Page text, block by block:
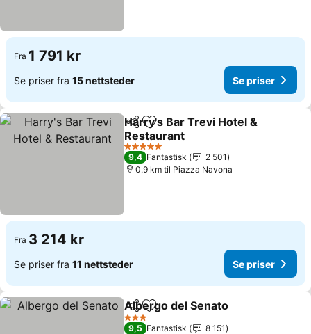
Fra 1 791 kr
Se priser fra 15 nettsteder Se priser
Del Legg til i favoritter
Harry's Bar Trevi Hotel &
Restaurant
Se priser
5 Stjerner
9,4 Fantastisk
2 501
0.9 km til Piazza Navona
Fra 3 214 kr
Se priser fra 11 nettsteder Se priser
Del Legg til i favoritter
Albergo del Senato
3 Stjerner
9,5 Fantastisk
8 151